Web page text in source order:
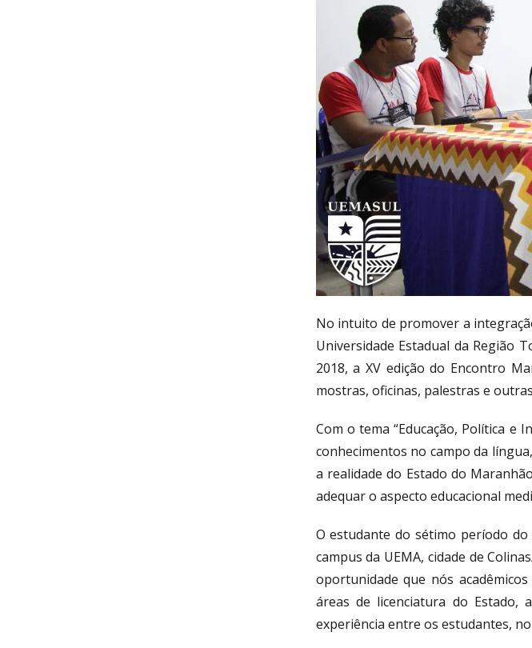
No intuito de promover a
Universidade Estadual da Região
2018, a XV edição do Encontro
mostras, oficinas, palestras e
Com o tema “Educação, Política
conhecimentos no campo da
a realidade do Estado do
adequar o aspecto educacional
O estudante do sétimo período
campus da UEMA, cidade de
oportunidade que nós
áreas de licenciatura do Estado,
experiência entre os estudantes,